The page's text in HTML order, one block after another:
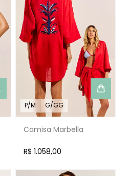
P/M G/GG
Camisa Marbella
R$ 1.058,00